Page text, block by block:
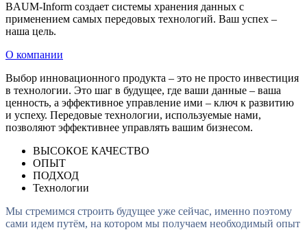
BAUM-Inform создает системы хранения данных с
применением самых передовых технологий. Ваш успех –
наша цель.
О компании
Выбор инновационного продукта – это не просто инвестиция
в технологии. Это шаг в будущее, где ваши данные – ваша
ценность, а эффективное управление ими – ключ к развитию
и успеху. Передовые технологии, используемые нами,
позволяют эффективнее управлять вашим бизнесом.
ВЫСОКОЕ КАЧЕСТВО
ОПЫТ
ПОДХОД
Технологии
Мы стремимся строить будущее уже сейчас, именно поэтому
сами идем путём, на котором мы получаем необходимый опыт